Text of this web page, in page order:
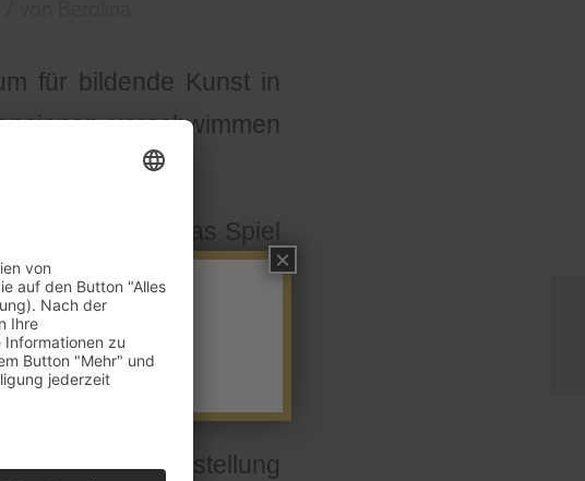
für bildende Kunst in
verschwimmen
Details und das Spiel
ist das Kabinett
Schwere – Spiel von
Haschler
Hauptausstellung
statt.
×